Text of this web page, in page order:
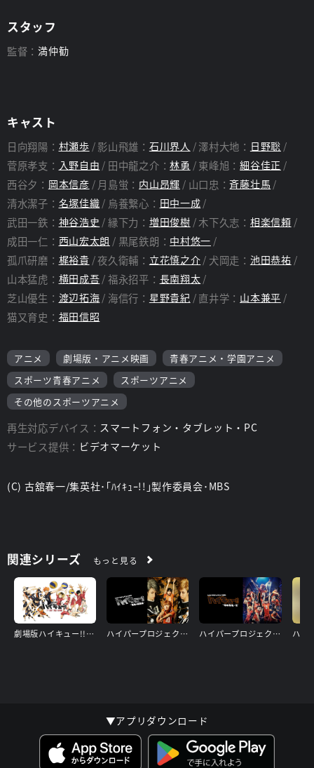
スタッフ
監督：満仲勧
キャスト
日向翔陽： 村瀬歩 影山飛雄： 石川界人 澤村大地： 日野聡
菅原孝支： 入野自由 田中龍之介：林勇 東峰旭：細谷佳正
西谷夕： 岡本信彦 月島蛍： 内山昂輝 山口忠：斉藤壮馬
清水潔子： 名塚佳織 烏養繋心： 田中一成
武田一鉄： 神谷浩史 縁下力： 増田俊樹 木下久志： 相楽信頼
成田一仁： 西山宏太朗 黒尾鉄朗： 中村悠一
孤爪研磨： 梶裕貴 夜久衛輔： 立花慎之介 犬岡走： 池田恭祐
山本猛虎： 横田成吾 福永招平： 長南翔太
芝山優生： 渡辺拓海 海信行： 星野貴紀 直井学： 山本兼平
猫又育史： 福田信昭
アニメ 劇場版・アニメ映画
青春アニメ・学園アニメ
スポーツ青春アニメ
スポーツアニメ
その他のスポーツアニメ
再生対応デバイス： スマートフォン・タブレット・PC
サービス提供： ビデオマーケット
(C) 古舘春一/集英社･｢ﾊｲｷｭｰ!!｣製作委員会･MBS
関連シリーズ もっと見る
劇場版ハイキュー!! ゴミ捨て場の決戦 ハイパープロジェクション演劇「ハイキュー!!」“最強の挑戦者(チャレンジャー)” (ゲネプロ映像) ハイパープロジェクション演劇「ハイキュー!!」〝頂の景色〞・2
▼アプリダウンロード